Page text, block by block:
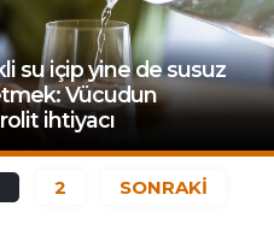
su içip yine de susuz
Vücudun
ihtiyacı
2 SONRAKİ